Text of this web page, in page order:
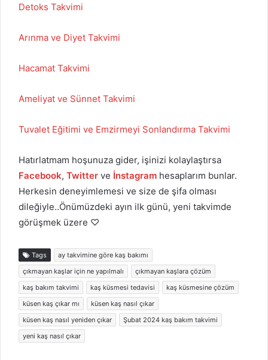
Detoks Takvimi
Arınma ve Diyet Takvimi
Hacamat Takvimi
Ameliyat ve Sünnet Takvimi
Tuvalet Eğitimi ve Emzirmeyi Sonlandırma Takvimi
Hatırlatmam hoşunuza gider, işinizi kolaylaştırsa
Facebook, Twitter ve İnstagram hesaplarım bunlar.
Herkesin deneyimlemesi ve size de şifa olması
dileğiyle..Önümüzdeki ayın ilk günü, yeni takvimde
görüşmek üzere ♡
Tags
ay takvimine göre kaş bakımı
çıkmayan kaşlar için ne yapılmalı
çıkmayan kaşlara çözüm
kaş bakım takvimi
kaş küsmesi tedavisi
kaş küsmesine çözüm
küsen kaş çıkar mı
küsen kaş nasıl çıkar
küsen kaş nasıl yeniden çıkar
Şubat 2024 kaş bakım takvimi
yeni kaş nasıl çıkar